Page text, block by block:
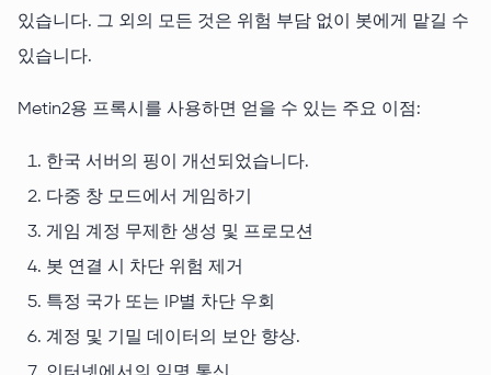
있습니다. 그 외의 모든 것은 위험 부담 없이 봇에게 맡길 수
있습니다.
Metin2용 프록시를 사용하면 얻을 수 있는 주요 이점:
한국 서버의 핑이 개선되었습니다.
다중 창 모드에서 게임하기
게임 계정 무제한 생성 및 프로모션
봇 연결 시 차단 위험 제거
특정 국가 또는 IP별 차단 우회
계정 및 기밀 데이터의 보안 향상.